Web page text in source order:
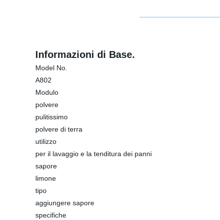
Informazioni di Base.
Model No.
A802
Modulo
polvere
pulitissimo
polvere di terra
utilizzo
per il lavaggio e la tenditura dei panni
sapore
limone
tipo
aggiungere sapore
specifiche